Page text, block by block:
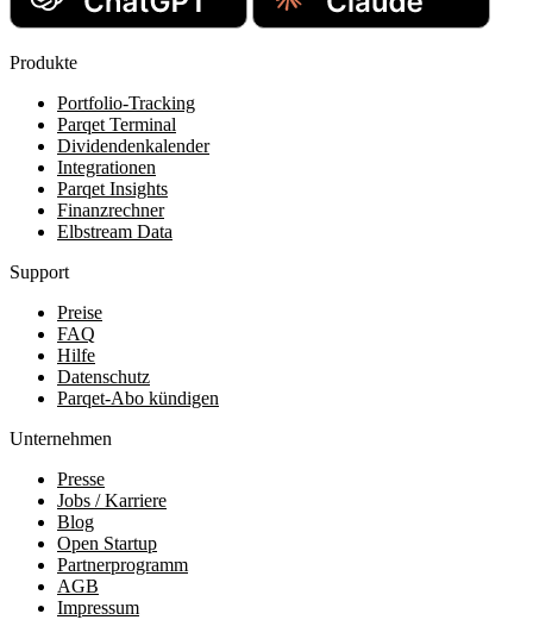
Produkte
Portfolio-Tracking
Parqet Terminal
Dividendenkalender
Integrationen
Parqet Insights
Finanzrechner
Elbstream Data
Support
Preise
FAQ
Hilfe
Datenschutz
Parqet-Abo kündigen
Unternehmen
Presse
Jobs / Karriere
Blog
Open Startup
Partnerprogramm
AGB
Impressum